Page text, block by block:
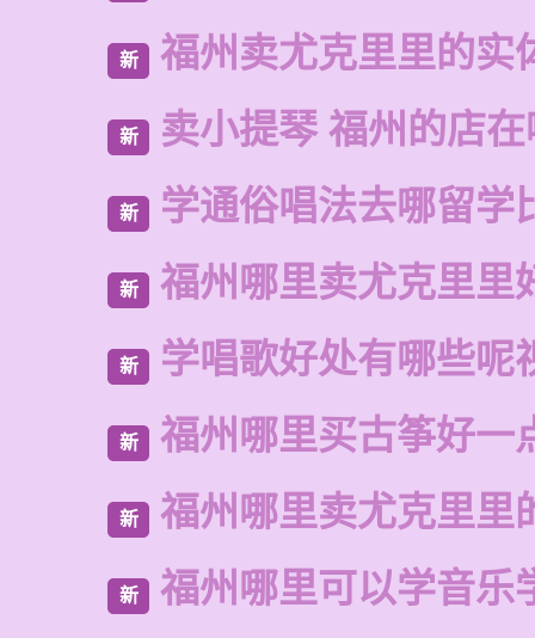
新 福州卖尤克里里的实
新 卖小提琴 福州的店
新 学通俗唱法去哪留学
新 福州哪里卖尤克里里
新 学唱歌好处有哪些呢
新 福州哪里买古筝好一
新 福州哪里卖尤克里里
新 福州哪里可以学音乐